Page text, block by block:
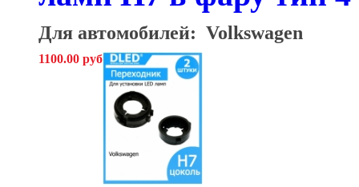
Для автомобилей: Volkswagen
1100.00 руб